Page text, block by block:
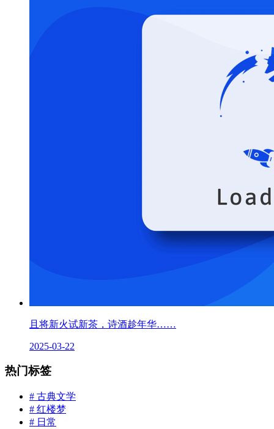
且将新火试新茶，诗酒趁年华……
2025-03-22
热门标签
# 古典文学
# 红楼梦
# 日常